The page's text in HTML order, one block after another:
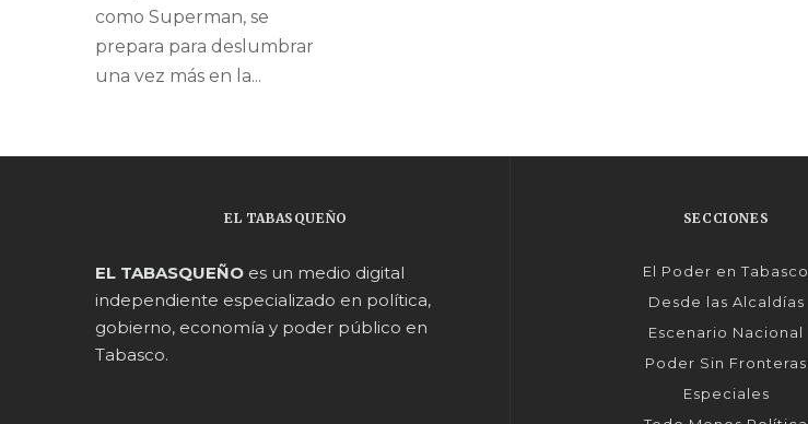
como Superman, se
prepara para deslumbrar
una vez más en la...
EL TABASQUEÑO
EL TABASQUEÑO es un medio digital
independiente especializado en política,
gobierno, economía y poder público en
Tabasco.
SECCIONES
El Poder en Tabasco
Desde las Alcaldías
Escenario Nacional
Poder Sin Fronteras
Especiales